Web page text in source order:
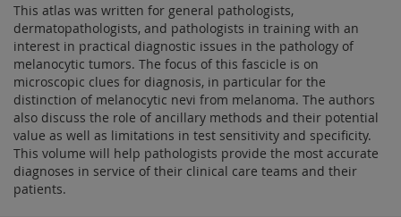
This atlas was written for general pathologists,
dermatopathologists, and pathologists in training with an
interest in practical diagnostic issues in the pathology of
melanocytic tumors. The focus of this fascicle is on
microscopic clues for diagnosis, in particular for the
distinction of melanocytic nevi from melanoma. The authors
also discuss the role of ancillary methods and their potential
value as well as limitations in test sensitivity and specificity.
This volume will help pathologists provide the most accurate
diagnoses in service of their clinical care teams and their
patients.